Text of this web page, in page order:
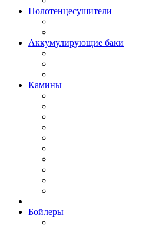
Полотенцесушители
Аккумулирующие баки
Камины
Бойлеры